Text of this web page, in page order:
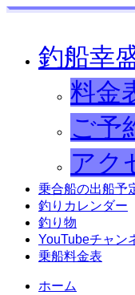
釣船幸
料金
ご予
アク
乗合船の出船予
釣りカレンダー
釣り物
YouTubeチャン
乗船料金表
ホーム